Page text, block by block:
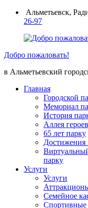
ПерейтиАльметьевск,
26-97
Добро пожаловать!
в Альметьевский
Главная
Городской
Мемориал
История
Аллея героев
65 лет парку
Достижения
парку
Услуги
Услуги
Семейное